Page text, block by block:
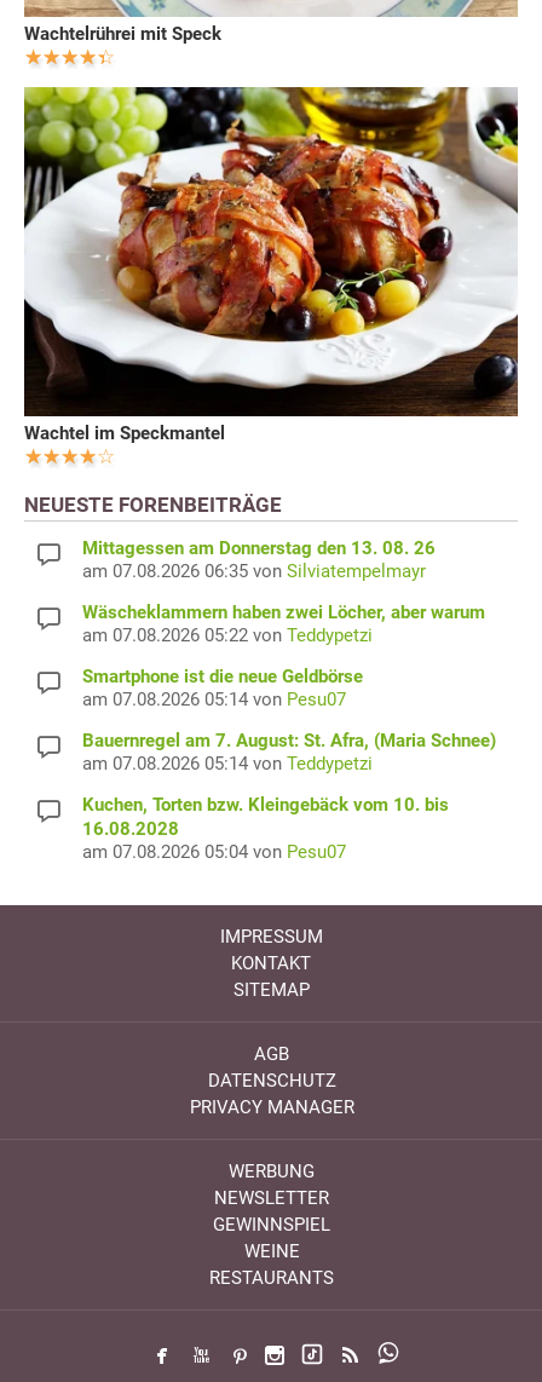
Wachtelrührei mit Speck
Wachtel im Speckmantel
NEUESTE FORENBEITRÄGE
Mittagessen am Donnerstag den 13. 08. 26
am 07.08.2026 06:35 von Silviatempelmayr
Wäscheklammern haben zwei Löcher, aber warum
am 07.08.2026 05:22 von Teddypetzi
Smartphone ist die neue Geldbörse
am 07.08.2026 05:14 von Pesu07
Bauernregel am 7. August: St. Afra, (Maria Schnee)
am 07.08.2026 05:14 von Teddypetzi
Kuchen, Torten bzw. Kleingebäck vom 10. bis
16.08.2028
am 07.08.2026 05:04 von Pesu07
IMPRESSUM
KONTAKT
SITEMAP
AGB
DATENSCHUTZ
PRIVACY MANAGER
WERBUNG
NEWSLETTER
GEWINNSPIEL
WEINE
RESTAURANTS